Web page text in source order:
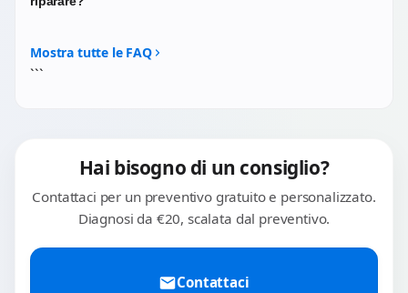
batteria perda capacità. La sostituzione restituisce al
caduta, sostituiamo il modulo della fotocamera coinvolto.
Le funzioni computazionali (Night Sight, Magic Eraser,
Mostra tutte le FAQ
```
Hai bisogno di un consiglio?
Contattaci per un preventivo gratuito e personalizzato.
Diagnosi da €20, scalata dal preventivo.
Contattaci